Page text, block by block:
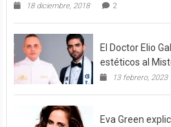
18 diciembre, 2018 2
El Doctor Elio
estéticos al
13 febrero, 2023
Eva Green